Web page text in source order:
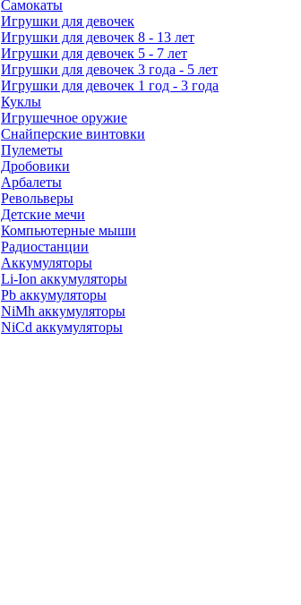
Самокаты
Игрушки для девочек
Игрушки для девочек 8 - 13 лет
Игрушки для девочек 5 - 7 лет
Игрушки для девочек 3 года - 5 лет
Игрушки для девочек 1 год - 3 года
Куклы
Игрушечное оружие
Снайперские винтовки
Пулеметы
Дробовики
Арбалеты
Револьверы
Детские мечи
Компьютерные мыши
Радиостанции
Аккумуляторы
Li-Ion аккумуляторы
Pb аккумуляторы
NiMh аккумуляторы
NiCd аккумуляторы